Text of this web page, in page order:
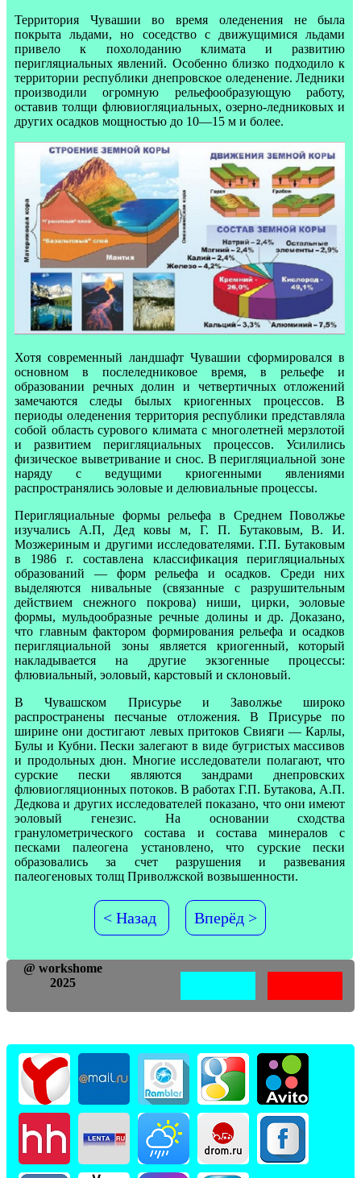
Территория Чувашии во время оледенения не была
покрыта льдами, но соседство с движущимися льдами
привело к похолоданию климата и развитию
перигляциальных явлений. Особенно близко подходило к
территории республики днепровское оледенение. Ледники
производили огромную рельефообразующую работу,
оставив толщи флювиогляциальных, озерно-ледниковых и
других осадков мощностью до 10—15 м и более.
Хотя современный ландшафт Чувашии сформировался в
основном в послеледниковое время, в рельефе и
образовании речных долин и четвертичных отложений
замечаются следы былых криогенных процессов. В
периоды оледенения территория республики представляла
собой область сурового климата с многолетней мерзлотой
и развитием перигляциальных процессов. Усилились
физическое выветривание и снос. В перигляциальной зоне
наряду с ведущими криогенными явлениями
распространялись эоловые и делювиальные процессы.
Перигляциальные формы рельефа в Среднем Поволжье
изучались А.П, Дед ковы м, Г. П. Бутаковым, В. И.
Мозжериным и другими исследователями. Г.П. Бутаковым
в 1986 г. составлена классификация перигляциальных
образований — форм рельефа и осадков. Среди них
выделяются нивальные (связанные с разрушительным
действием снежного покрова) ниши, цирки, эоловые
формы, мульдообразные речные долины и др. Доказано,
что главным фактором формирования рельефа и осадков
перигляциальной зоны является криогенный, который
накладывается на другие экзогенные процессы:
флювиальный, эоловый, карстовый и склоновый.
В Чувашском Присурье и Заволжье широко
распространены песчаные отложения. В Присурье по
ширине они достигают левых притоков Свияги — Карлы,
Булы и Кубни. Пески залегают в виде бугристых массивов
и продольных дюн. Многие исследователи полагают, что
сурские пески являются зандрами днепровских
флювиогляционных потоков. В работах Г.П. Бутакова, А.П.
Дедкова и других исследователей показано, что они имеют
эоловый генезис. На основании сходства
гранулометрического состава и состава минералов с
песками палеогена установлено, что сурские пески
образовались за счет разрушения и развевания
палеогеновых толщ Приволжской возвышенности.
< Назад Вперёд >
@ workshome
2025